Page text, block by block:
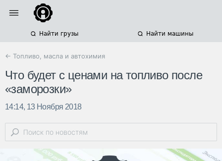
Найти грузы Найти машины
← Топливо, масла и автохимия
Что будет с ценами на топливо после
«заморозки»
14:14, 13 Ноября 2018